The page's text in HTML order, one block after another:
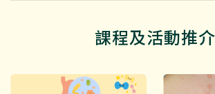
課程及活動推介